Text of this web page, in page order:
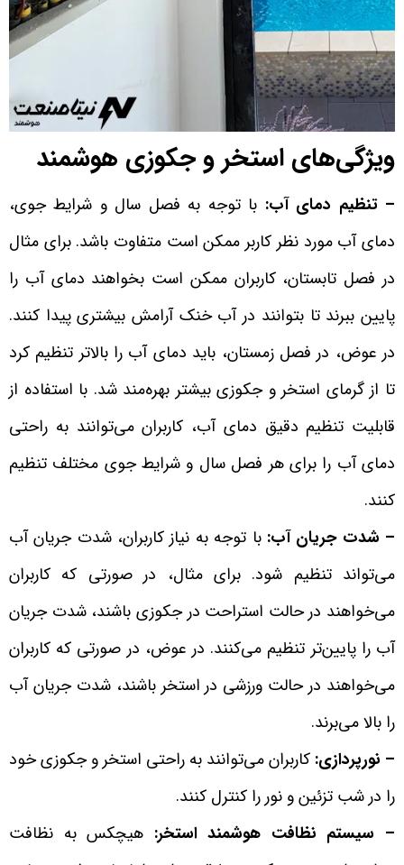
ویژگی‌های استخر و جکوزی هوشمند
– تنظیم دمای آب: با توجه به فصل سال و شرایط جوی،
دمای آب مورد نظر کاربر ممکن است متفاوت باشد. برای مثال
در فصل تابستان، کاربران ممکن است بخواهند دمای آب را
پایین ببرند تا بتوانند در آب خنک آرامش بیشتری پیدا کنند.
در عوض، در فصل زمستان، باید دمای آب را بالاتر تنظیم کرد
تا از گرمای استخر و جکوزی بیشتر بهره‌مند شد. با استفاده از
قابلیت تنظیم دقیق دمای آب، کاربران می‌توانند به راحتی
دمای آب را برای هر فصل سال و شرایط جوی مختلف تنظیم
کنند.
– شدت جریان آب: با توجه به نیاز کاربران، شدت جریان آب
می‌تواند تنظیم شود. برای مثال، در صورتی که کاربران
می‌خواهند در حالت استراحت در جکوزی باشند، شدت جریان
آب را پایین‌تر تنظیم می‌کنند. در عوض، در صورتی که کاربران
می‌خواهند در حالت ورزشی در استخر باشند، شدت جریان آب
را بالا می‌برند.
– نورپردازی: کاربران می‌توانند به راحتی استخر و جکوزی خود
را در شب تزئین و نور را کنترل کنند.
– سیستم نظافت هوشمند استخر: هیچکس به نظافت